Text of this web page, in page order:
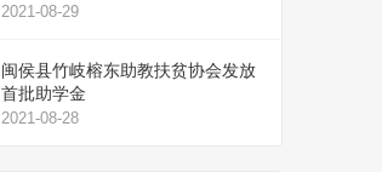
2021-08-29
闽侯县竹岐榕东助教扶贫协会发放
首批助学金
2021-08-28